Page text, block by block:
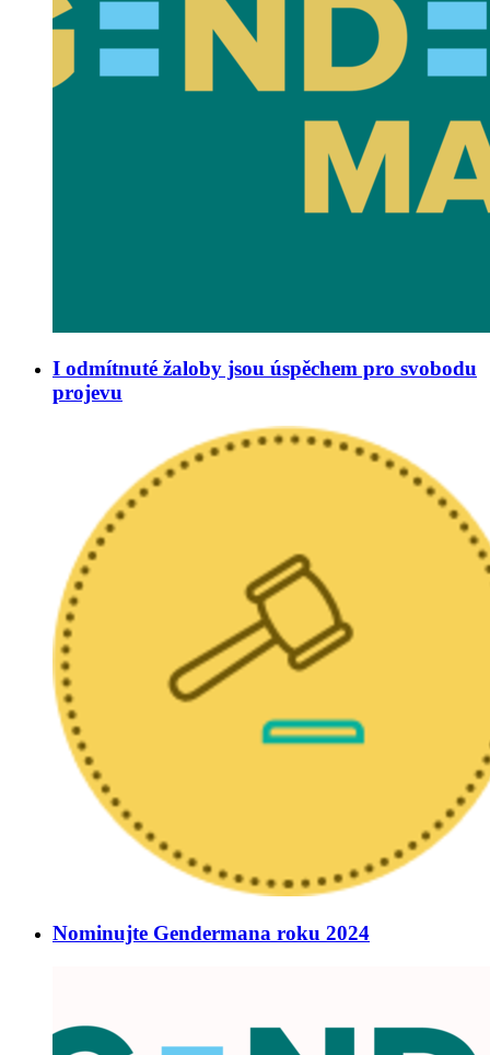
I odmítnuté žaloby jsou úspěchem pro svobodu
projevu
Nominujte Gendermana roku 2024